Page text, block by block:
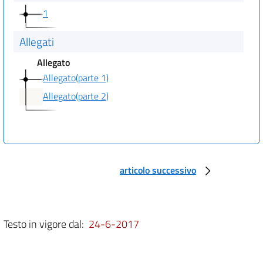
1
Allegati
Allegato
Allegato(parte 1)
Allegato(parte 2)
articolo successivo
Testo in vigore dal: 24-6-2017